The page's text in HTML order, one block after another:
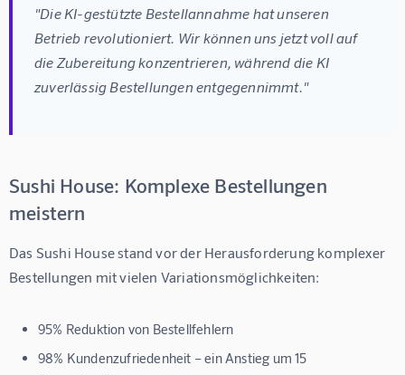
"Die KI-gestützte Bestellannahme hat unseren
Betrieb revolutioniert. Wir können uns jetzt voll auf
die Zubereitung konzentrieren, während die KI
zuverlässig Bestellungen entgegennimmt."
Sushi House: Komplexe Bestellungen
meistern
Das Sushi House stand vor der Herausforderung komplexer
Bestellungen mit vielen Variationsmöglichkeiten:
95% Reduktion von Bestellfehlern
98% Kundenzufriedenheit – ein Anstieg um 15